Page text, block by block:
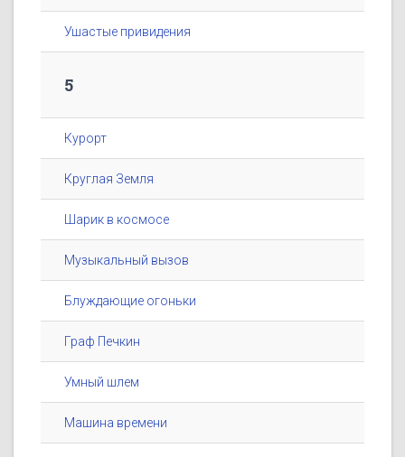
Ушастые привидения
5
Курорт
Круглая Земля
Шарик в космосе
Музыкальный вызов
Блуждающие огоньки
Граф Печкин
Умный шлем
Машина времени